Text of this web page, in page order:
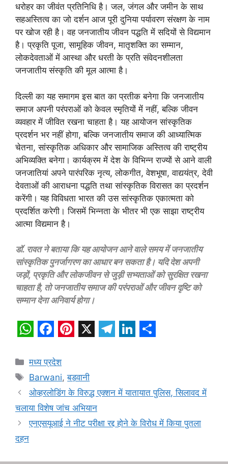
धरोहर का जीवंत प्रतिनिधि है। जल, जंगल और जमीन के साथ
सहअस्तित्व का जो दर्शन आज पूरी दुनिया पर्यावरण संरक्षण के नाम
पर खोज रही है। वह जनजातीय जीवन पद्धति में सदियों से विद्यमान
है। प्रकृति पूजा, सामूहिक जीवन, मातृशक्ति का सम्मान,
लोकदेवताओं में आस्था और धरती के प्रति संवेदनशीलता
जनजातीय संस्कृति की मूल आत्मा है।
दिल्ली का यह समागम इस बात का प्रतीक बनेगा कि जनजातीय
समाज अपनी परंपराओं को केवल स्मृतियों में नहीं, बल्कि जीवन
व्यवहार में जीवित रखना चाहता है। यह आयोजन सांस्कृतिक
प्रदर्शन भर नहीं होगा, बल्कि जनजातीय समाज की आध्यात्मिक
चेतना, सांस्कृतिक अधिकार और सामाजिक अस्तित्व की राष्ट्रीय
अभिव्यक्ति बनेगा। कार्यक्रम में देश के विभिन्न राज्यों से आने वाली
जनजातियां अपने पारंपरिक नृत्य, लोकगीत, वेशभूषा, वाद्ययंत्र, देवी
देवताओं की आराधना पद्धति तथा सांस्कृतिक विरासत का प्रदर्शन
करेंगी। यह विविधता भारत की उस सांस्कृतिक एकात्मता को
प्रदर्शित करेगी। जिसमें भिन्नता के भीतर भी एक साझा राष्ट्रीय
आत्मा विद्यमान है।
डॉ. रावत ने बताया कि यह आयोजन आने वाले समय में जनजातीय
सांस्कृतिक पुनर्जागरण का आधार बन सकता है। यदि देश अपनी
जड़ों, प्रकृति और लोकजीवन से जुड़ी सभ्यताओं को सुरक्षित रखना
चाहता है, तो जनजातीय समाज की परंपराओं और जीवन दृष्टि को
सम्मान देना अनिवार्य होगा।
h
a
t
s
A
p
p
a
c
e
b
o
k
i
n
t
e
r
s
e
r
m
k
d
n
r
Categories
मध्य प्रदेश
Tags
Barwani,बड़वानी
ओव्हरलोडिंग के विरुद्ध एक्शन में यातायात पुलिस, सिलावद में
चलाया विशेष जांच अभियान
एनएसयूआई ने नीट परीक्षा रद्द होने के विरोध में किया पुतला
दहन